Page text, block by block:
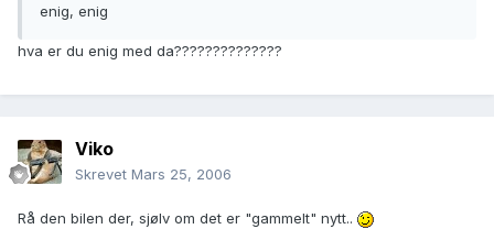
enig, enig
hva er du enig med da??????????????
Viko
Skrevet Mars 25, 2006
Rå den bilen der, sjølv om det er "gammelt" nytt..